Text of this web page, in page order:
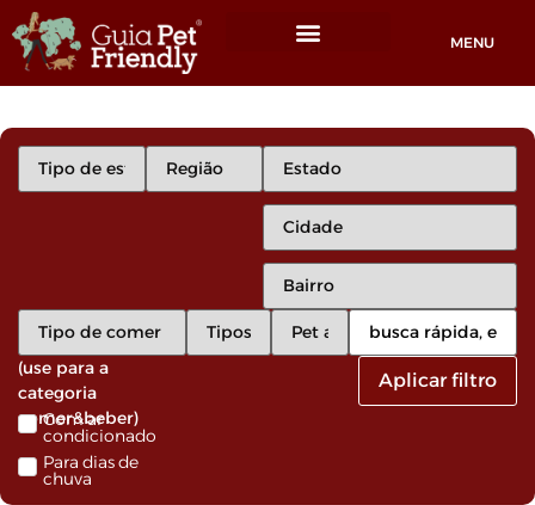
MENU
(use para a
categoria
comer&beber)
Com ar
condicionado
Para dias de
chuva
Aplicar filtro